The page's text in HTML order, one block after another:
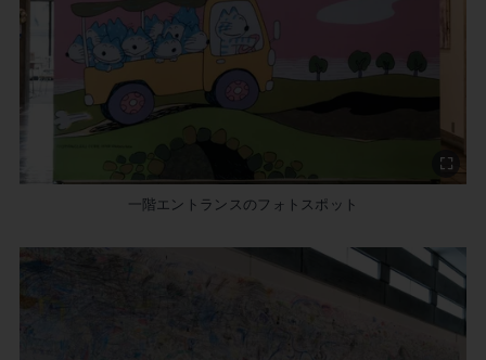
一階エントランスのフォトスポット